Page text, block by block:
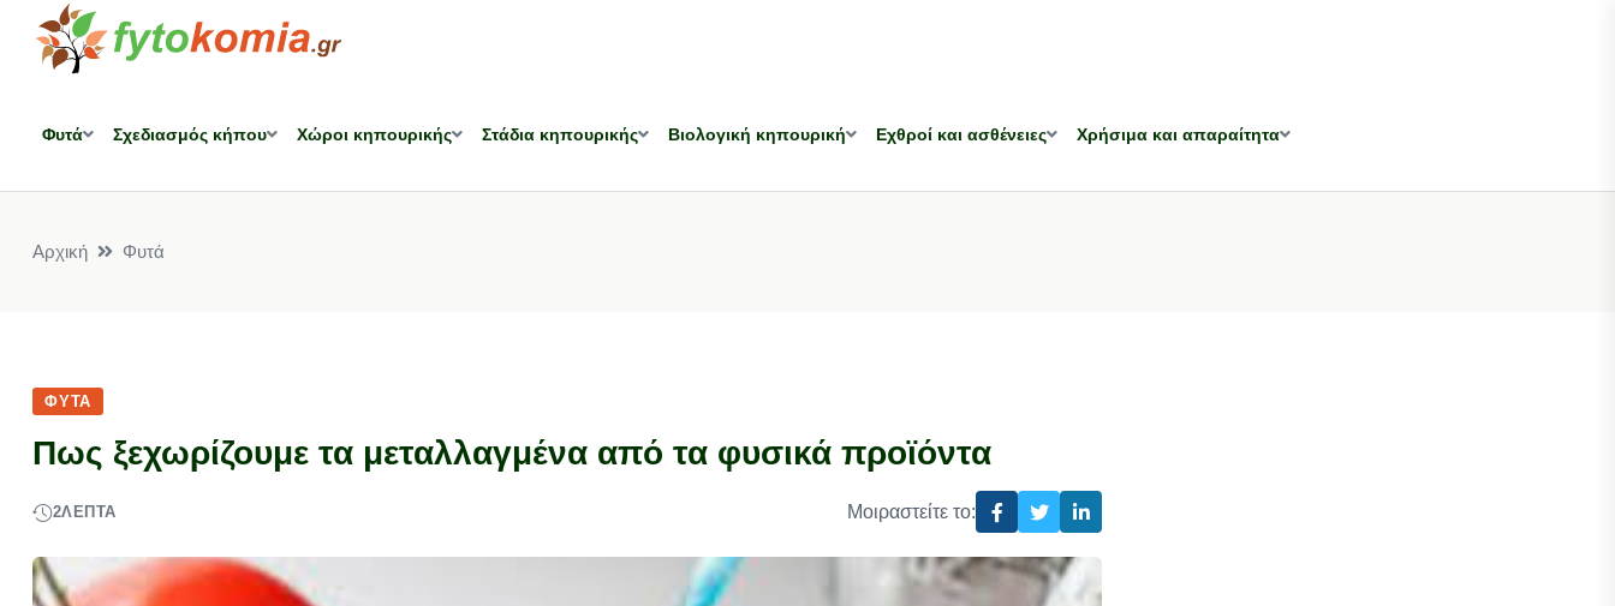
Φυτά Σχεδιασμός κήπου Χώροι κηπουρικής Στάδια κηπουρικής Βιολογική κηπουρική Εχθροί και ασθένειες Χρήσιμα και απαραίτητα
Αρχική Φυτά
ΦΥΤΆ
Πως ξεχωρίζουμε τα μεταλλαγμένα από τα φυσικά προϊόντα
2ΛΕΠΤΆ Μοιραστείτε το: